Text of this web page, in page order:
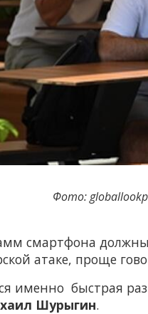
Фото:
смартфона должны
атаке, проще
именно быстрая
Шурыгин.